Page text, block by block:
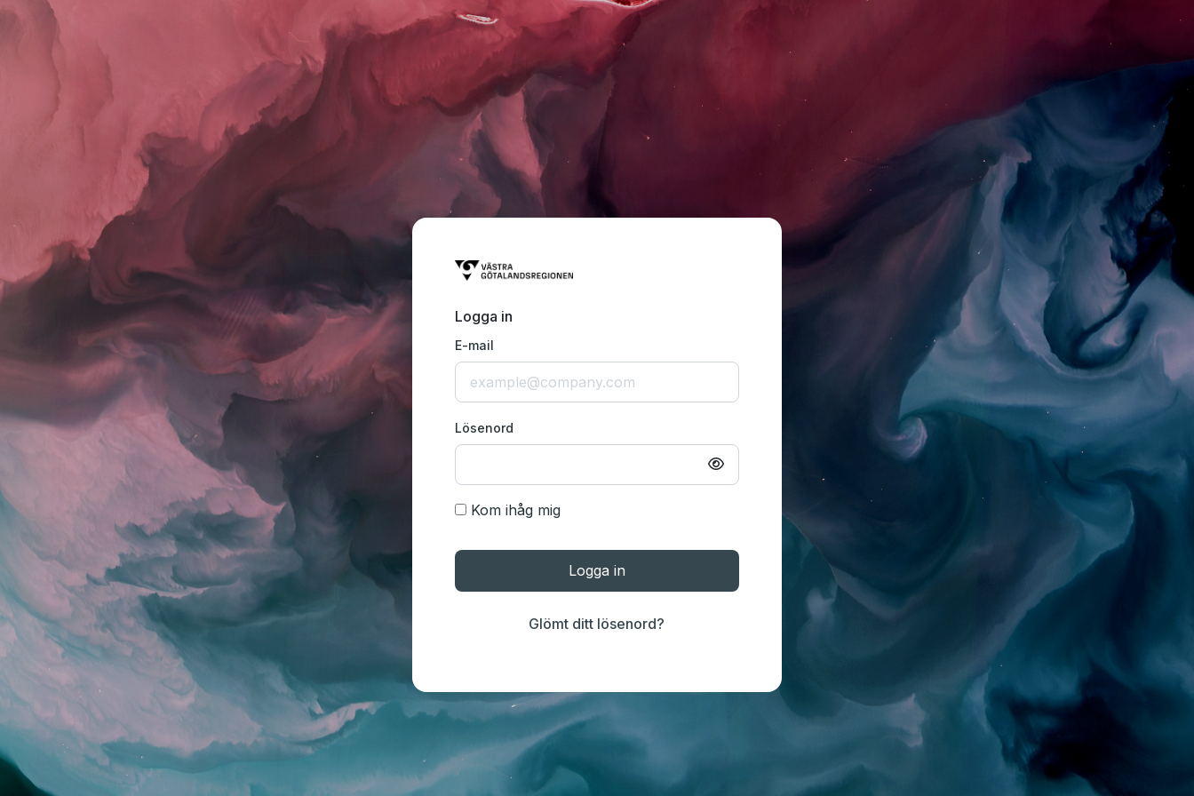
Logga in
E-mail
Lösenord
Kom ihåg mig
Logga in
Glömt ditt lösenord?